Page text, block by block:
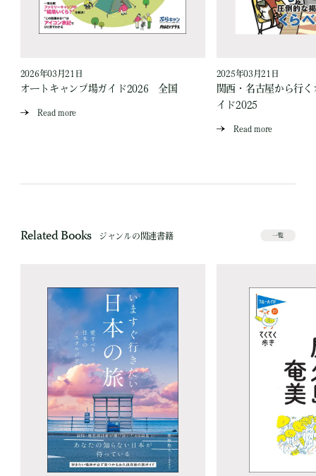
2026年03月21日
オートキャンプ場ガイド2026 全国
Read more
2025年03月21日
関西・名古屋から行
イド2025
Read more
Related Books ジャンルの関連書籍 一覧